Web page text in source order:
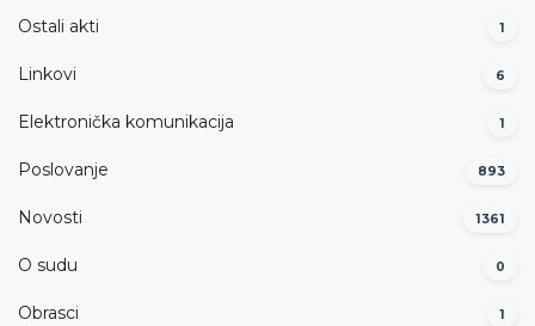
Ostali akti 1
Linkovi 6
Elektronička komunikacija 1
Poslovanje 893
Novosti 1361
O sudu 0
Obrasci 1